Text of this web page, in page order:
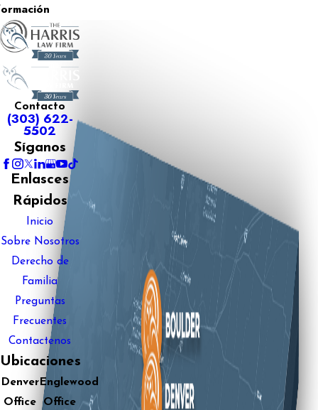
Contacto
(303) 622-
5502
Síganos
Enlasces
Rápidos
Inicio
Sobre Nosotros
Derecho de
Familia
Preguntas
Frecuentes
Contactenos
Ubicaciones
Denver
Office
Englewood
Office